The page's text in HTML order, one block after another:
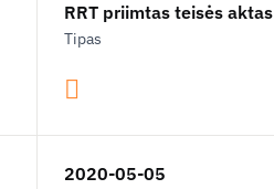
RRT priimtas teisės aktas
Tipas
2020-05-05